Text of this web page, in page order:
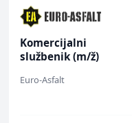
Komercijalni
službenik (m/ž)
Euro-Asfalt